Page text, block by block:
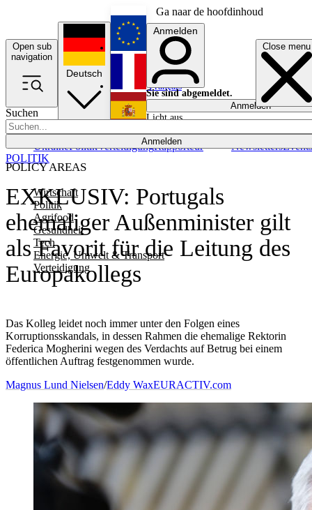
Ga naar de hoofdinhoud
Open sub
navigation
Close menu
Suchen
Anmelden
POLICY AREAS
Wirtschaft
Politik
Agrifood
Gesundheit
Tech
Energie, Umwelt & Transport
Verteidigung
UkrainePolitikVerteidigungRapporteur NewslettersEvents
Deutsch
English
Français
Anmelden
Sie sind abgemeldet.
Anmelden
Licht aus
EXKLUSIV: Portugals
ehemaliger Außenminister gilt
als Favorit für die Leitung des
Europakollegs
Das Kolleg leidet noch immer unter den Folgen eines
Korruptionsskandals, in dessen Rahmen die ehemalige Rektorin
Federica Mogherini wegen des Verdachts auf Betrug bei einem
öffentlichen Auftrag festgenommen wurde.
POLITIK
Magnus Lund Nielsen/Eddy WaxEURACTIV.com